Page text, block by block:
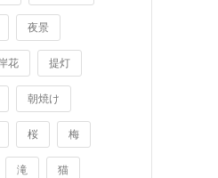
夜景
花 提灯
朝焼け
桜 梅
滝 猫